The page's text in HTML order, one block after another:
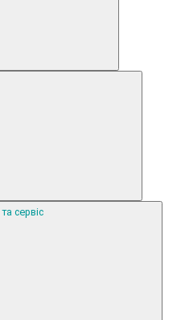
Гарантія та сервіс